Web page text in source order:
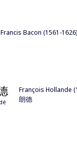
Francis Bacon (1561-
dé
François Hollande
朗德